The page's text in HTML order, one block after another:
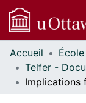
Communautés
et collections
Parcourir
Accueil